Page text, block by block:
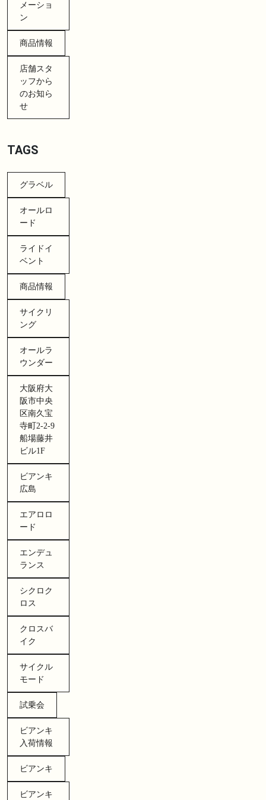
メーショ
ン
商品情報
店舗スタ
ッフから
のお知ら
せ
TAGS
グラベル
オールロ
ード
ライドイ
ベント
商品情報
サイクリ
ング
オールラ
ウンダー
大阪府大
阪市中央
区南久宝
寺町2-2-9
船場藤井
ビル1F
ビアンキ
広島
エアロロ
ード
エンデュ
ランス
シクロク
ロス
クロスバ
イク
サイクル
モード
試乗会
ビアンキ
入荷情報
ビアンキ
ビアンキ